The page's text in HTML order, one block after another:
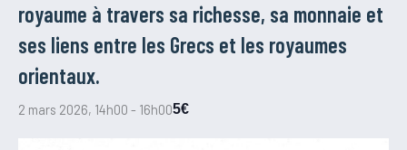
royaume à travers sa richesse, sa monnaie et
ses liens entre les Grecs et les royaumes
orientaux.
2 mars 2026, 14h00 - 16h005€